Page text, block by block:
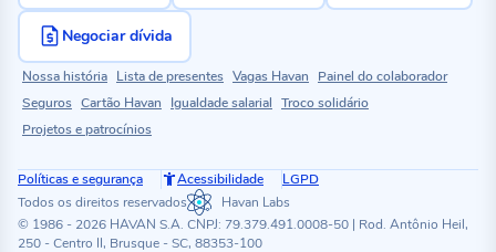
Negociar dívida
Nossa história Lista de presentes Vagas Havan
Painel do colaborador
Seguros Cartão Havan Igualdade salarial Troco solidário
Projetos e patrocínios
Políticas e segurança Acessibilidade
LGPD
Todos os direitos reservados
Havan Labs
© 1986 - 2026 HAVAN S.A. CNPJ: 79.379.491.0008-50 | Rod. Antônio Heil,
250 - Centro II, Brusque - SC, 88353-100